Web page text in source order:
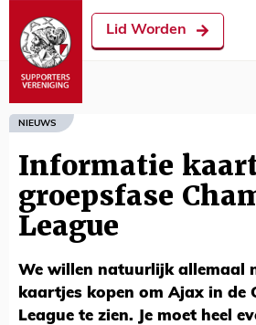
Lid Worden
NIEUWS
Informatie
groepsfase
League
We willen natuurlijk allemaal
kaartjes kopen om Ajax in de
League te zien. Je moet heel